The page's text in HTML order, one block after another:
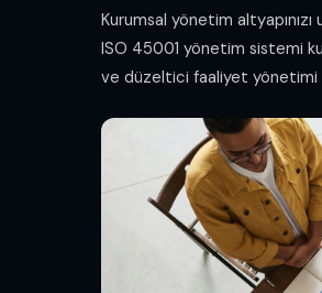
Kurumsal yönetim altyapınızı
ISO 45001 yönetim sistemi
ve düzeltici faaliyet yönetimi